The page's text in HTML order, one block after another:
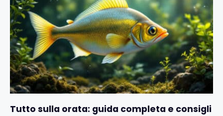
Tutto sulla orata: guida completa e consigli